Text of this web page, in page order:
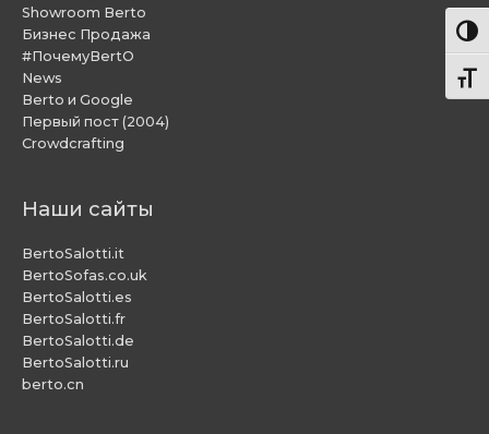
Showroom Berto
Бизнес Продажа
#ПочемуBertO
News
Berto и Google
Первый пост (2004)
Crowdcrafting
Наши сайты
BertoSalotti.it
BertoSofas.co.uk
BertoSalotti.es
BertoSalotti.fr
BertoSalotti.de
BertoSalotti.ru
berto.cn